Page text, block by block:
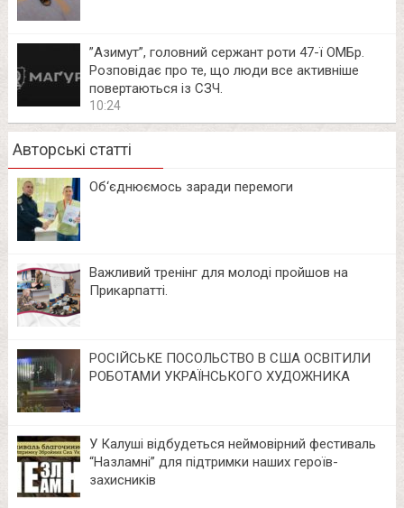
⁨”Азимут”, головний сержант роти 47-ї ОМБр.
Розповідає про те, що люди все активніше
повертаються із СЗЧ.
10:24
Авторські статті
Об‘єднюємось заради перемоги
Важливий тренінг для молоді пройшов на
Прикарпатті.
РОСІЙСЬКЕ ПОСОЛЬСТВО В США ОСВІТИЛИ
РОБОТАМИ УКРАЇНСЬКОГО ХУДОЖНИКА
У Калуші відбудеться неймовірний фестиваль
“Назламні” для підтримки наших героїв-
захисників